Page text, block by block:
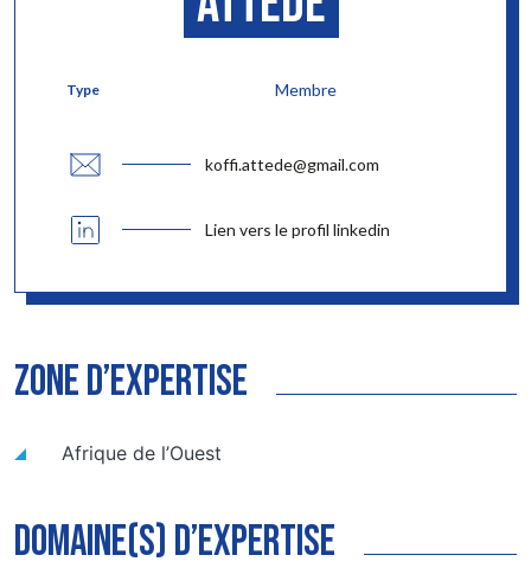
Type Membre
koffi.attede@gmail.com
Lien vers le profil linkedin
zone d’expertise
Afrique de l’Ouest
domaine(s) d’expertise